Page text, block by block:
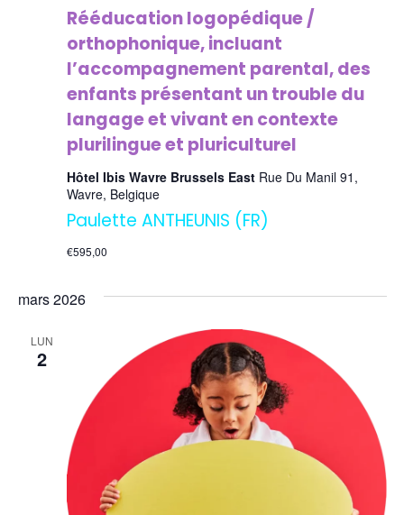
Rééducation logopédique /
orthophonique, incluant
l’accompagnement parental, des
enfants présentant un trouble du
langage et vivant en contexte
plurilingue et pluriculturel
Hôtel Ibis Wavre Brussels East Rue Du Manil 91,
Wavre, Belgique
Paulette ANTHEUNIS (FR)
€595,00
mars 2026
LUN
2